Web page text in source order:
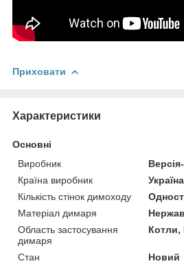
Приховати
Характеристики
Основні
Виробник
Країна виробник
Україна
Кількість стінок димоходу
Матеріал димаря
Область застосування
димаря
Котли,
Стан
Новий